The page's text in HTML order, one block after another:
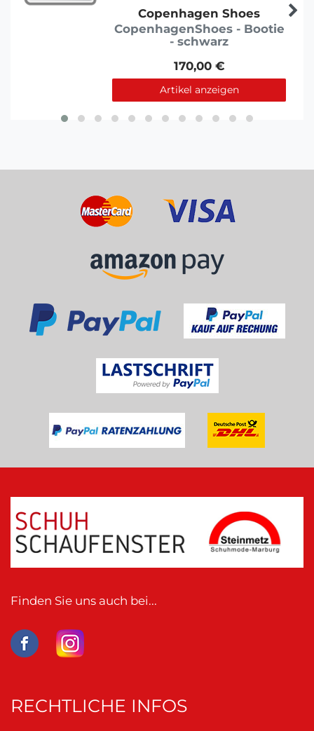
Copenhagen Shoes
CopenhagenShoes - Bootie
- schwarz
170,00 €
Artikel anzeigen
Finden Sie uns auch bei...
RECHTLICHE INFOS